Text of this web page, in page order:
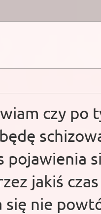
czy po
pojawienia
jakiś
się nie